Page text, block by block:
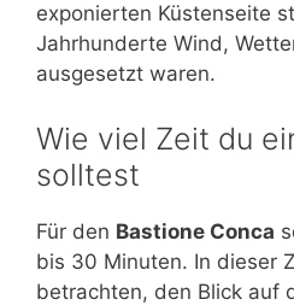
exponierten Küstenseite
Jahrhunderte Wind,
ausgesetzt waren.
Wie viel Zeit du
solltest
Für den Bastione Conca
bis 30 Minuten. In dieser
betrachten, den Blick auf